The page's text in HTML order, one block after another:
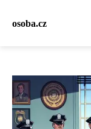
osoba.cz